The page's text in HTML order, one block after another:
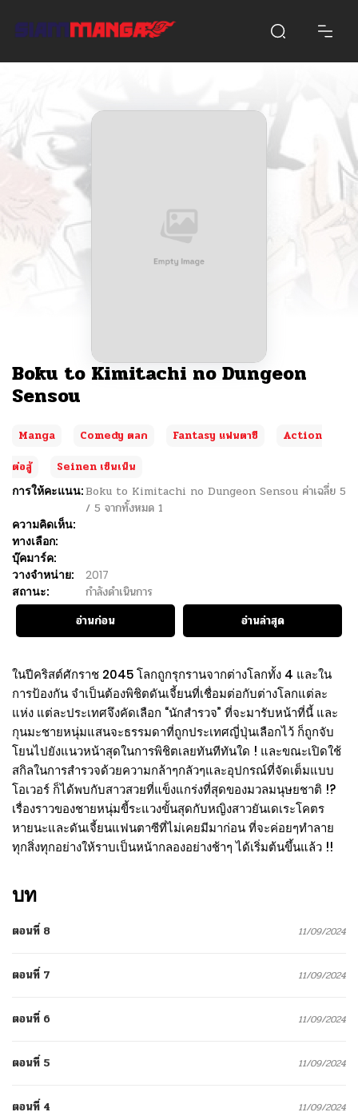
Boku to Kimitachi no Dungeon
Sensou
Manga Comedy ตลก Fantasy แฟนตาซี
Action
ต่อสู้
Seinen เซ็นเน็น
การให้คะแนน:Boku to Kimitachi no Dungeon Sensou ค่าเฉลี่ย 5
/ 5 จากทั้งหมด 1
ความคิดเห็น:
ทางเลือก:
บุ๊คมาร์ค:
วางจำหน่าย:
2017
สถานะ:
กำลังดำเนินการ
อ่านก่อน
อ่านล่าสุด
ในปีคริสต์ศักราช 2045 โลกถูกรุกรานจากต่างโลกทั้ง 4 และใน
การป้องกัน จำเป็นต้องพิชิตดันเจี้ยนที่เชื่อมต่อกับต่างโลกแต่ละ
แห่ง แต่ละประเทศจึงคัดเลือก “นักสำรวจ” ที่จะมารับหน้าที่นี้ และ
กุนมะชายหนุ่มแสนจะธรรมดาที่ถูกประเทศญี่ปุ่นเลือกไว้ ก็ถูกจับ
โยนไปยังแนวหน้าสุดในการพิชิตเลยทันทีทันใด ! และขณะเปิดใช้
สกิลในการสำรวจด้วยความกล้าๆกลัวๆและอุปกรณ์ที่จัดเต็มแบบ
โอเวอร์ ก็ได้พบกับสาวสวยที่แข็งแกร่งที่สุดของมวลมนุษยชาติ !?
เรื่องราวของชายหนุ่มขี้ระแวงขั้นสุดกับหญิงสาวยันเดเระโคตร
หายนะและดันเจี้ยนแฟนตาซีที่ไม่เคยมีมาก่อน ที่จะค่อยๆทำลาย
ทุกสิ่งทุกอย่างให้ราบเป็นหน้ากลองอย่างช้าๆ ได้เริ่มต้นขึ้นแล้ว !!
บท
ตอนที่ 8 11/09/2024
ตอนที่ 7 11/09/2024
ตอนที่ 6 11/09/2024
ตอนที่ 5 11/09/2024
ตอนที่ 4 11/09/2024